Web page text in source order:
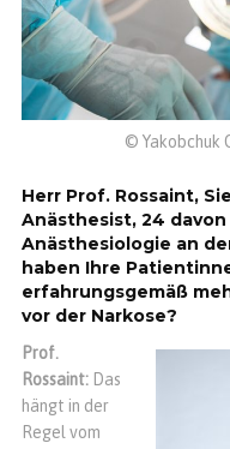
© Yakobchuk
Herr Prof. Rossaint,
Anästhesist, 24
Anästhesiologie an
haben Ihre
erfahrungsgemäß
vor der Narkose?
Prof.
Rossaint: Das
hängt in der
Regel vom